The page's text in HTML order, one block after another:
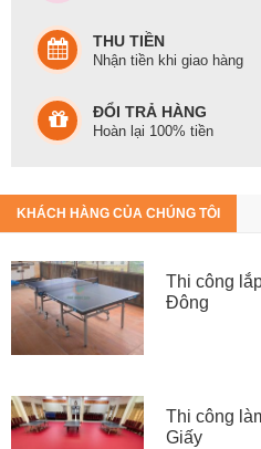
THU TIỀN
Nhận tiền khi giao hàng
ĐỔI TRẢ HÀNG
Hoàn lại 100% tiền
KHÁCH HÀNG CỦA CHÚNG TÔI
Thi công
Đông
Thi công
Giấy